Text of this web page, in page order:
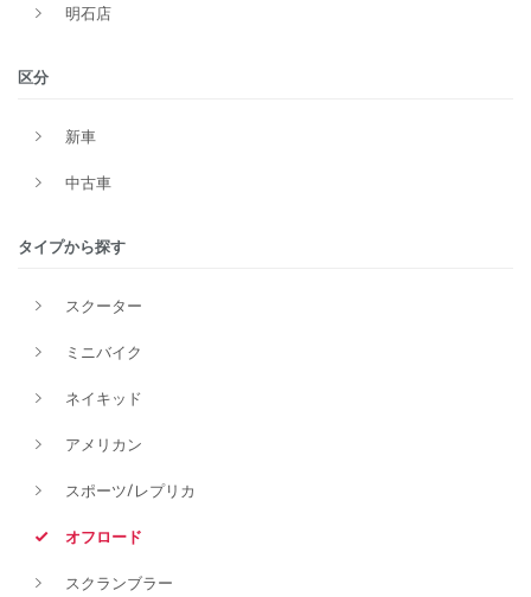
明石店
区分
新車
中古車
タイプから探す
スクーター
ミニバイク
ネイキッド
アメリカン
スポーツ/レプリカ
オフロード
スクランブラー
タイプ
価格